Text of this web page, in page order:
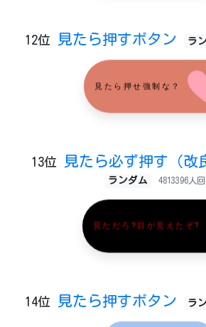
12位 見たら押すボタン ラ
見たら押せ強制な？
13位 見たら必ず押す（改
ランダム 4813396人
見ただろ?目が見えたぞ?
14位 見たら押すボタン ラ